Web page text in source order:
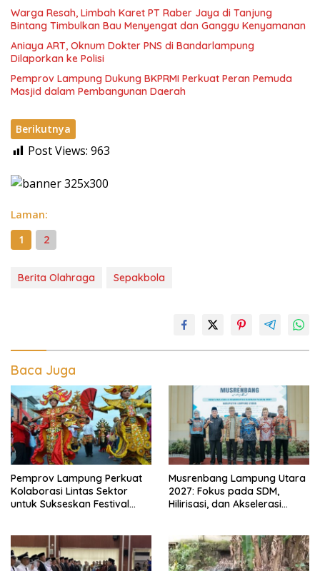
Warga Resah, Limbah Karet PT Raber Jaya di Tanjung
Bintang Timbulkan Bau Menyengat dan Ganggu Kenyamanan
Aniaya ART, Oknum Dokter PNS di Bandarlampung
Dilaporkan ke Polisi
Pemprov Lampung Dukung BKPRMI Perkuat Peran Pemuda
Masjid dalam Pembangunan Daerah
Berikutnya
Post Views: 963
Laman:
1
2
Berita Olahraga Sepakbola
Baca Juga
Pemprov Lampung Perkuat
Kolaborasi Lintas Sektor
untuk Sukseskan Festival
Musrenbang Lampung Utara
2027: Fokus pada SDM,
Hilirisasi, dan Akselerasi